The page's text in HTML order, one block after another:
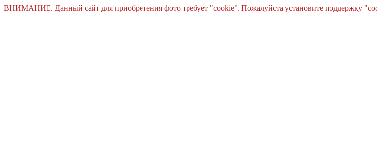
ВНИМАНИЕ. Данный сайт для приобретения фото требует "cookie". Пожалуйста установите поддержку